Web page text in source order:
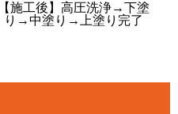
【施工後】高圧洗浄→下塗
り→中塗り→上塗り完了